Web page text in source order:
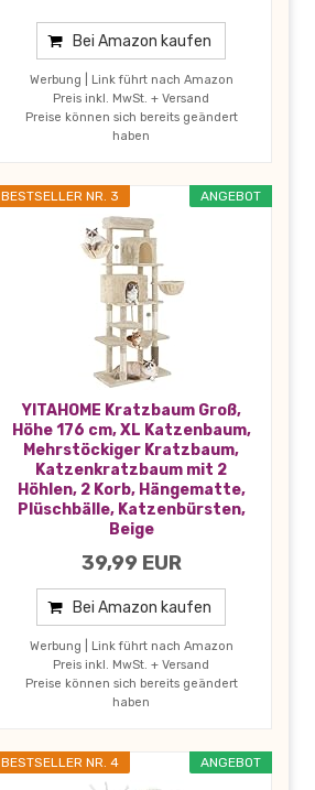
Bei Amazon kaufen
Werbung | Link führt nach Amazon
Preis inkl. MwSt. + Versand
Preise können sich bereits geändert
haben
ANGEBOT
BESTSELLER NR. 3
YITAHOME Kratzbaum Groß,
Höhe 176 cm, XL Katzenbaum,
Mehrstöckiger Kratzbaum,
Katzenkratzbaum mit 2
Höhlen, 2 Korb, Hängematte,
Plüschbälle, Katzenbürsten,
Beige
39,99 EUR
Bei Amazon kaufen
Werbung | Link führt nach Amazon
Preis inkl. MwSt. + Versand
Preise können sich bereits geändert
haben
ANGEBOT
BESTSELLER NR. 4